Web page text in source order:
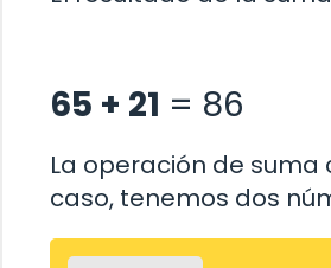
65 + 21 = 86
La operación de
caso, tenemos dos